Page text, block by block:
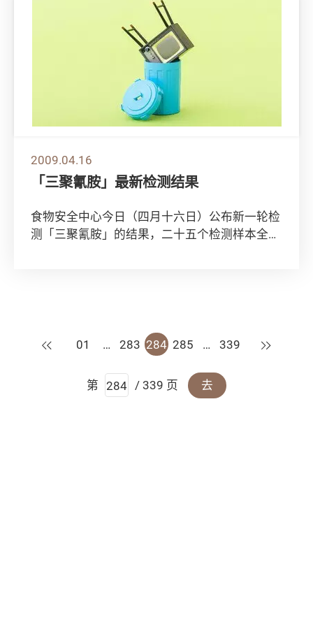
2009.04.16
「三聚氰胺」最新检测结果
食物安全中心今日（四月十六日）公布新一轮检
测「三聚氰胺」的结果，二十五个检测样本全部
上一页
01 … 283 284 285 … 339 下一页
第 / 339 页 去